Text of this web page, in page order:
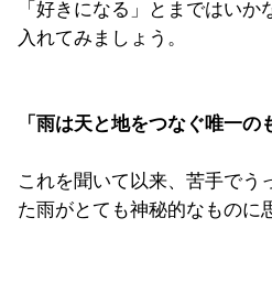
「好きになる」とまではい
入れてみましょう。
「雨は天と地をつなぐ唯一の
これを聞いて以来、苦手でう
た雨がとても神秘的なものに